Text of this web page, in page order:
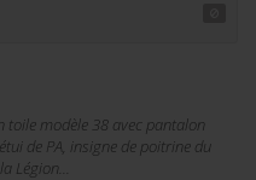
toile modèle 38 avec pantalon
de PA, insigne de poitrine du
Légion...